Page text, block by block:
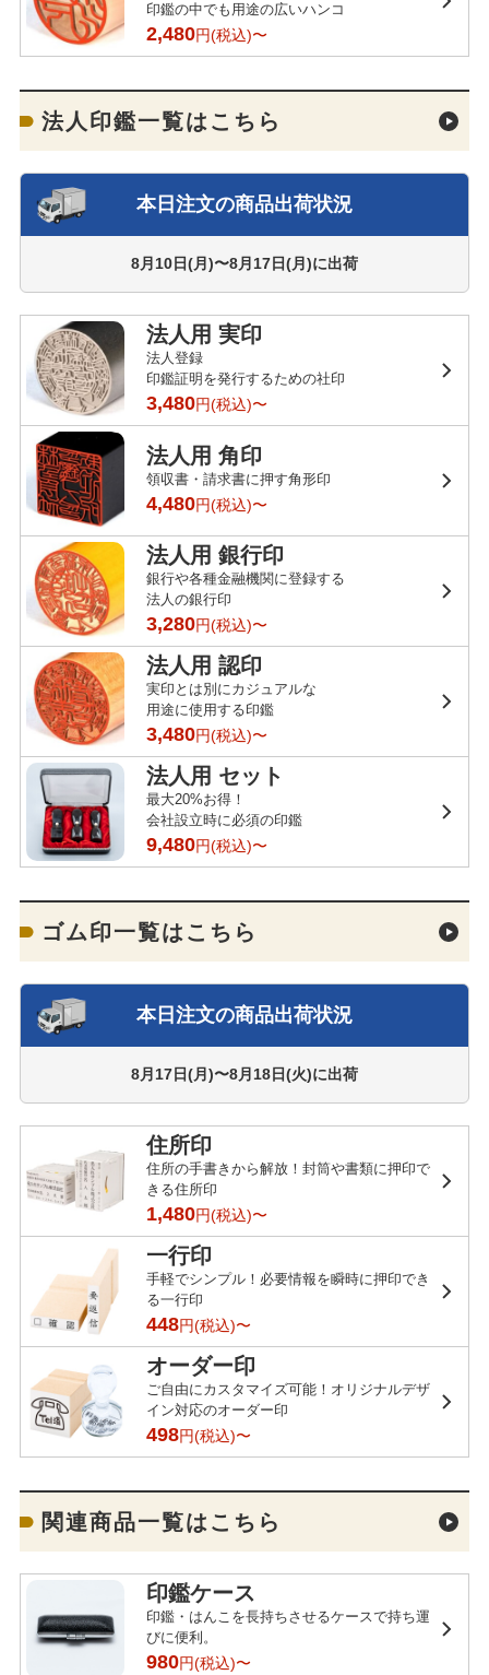
印鑑の中でも用途の広いハンコ
2,480円(税込)〜
法人印鑑一覧はこちら
本日注文の商品出荷状況
8月10日(月)〜8月17日(月)に出荷
法人用 実印
法人登録
印鑑証明を発行するための社印
3,480円(税込)〜
法人用 角印
領収書・請求書に押す角形印
4,480円(税込)〜
法人用 銀行印
銀行や各種金融機関に登録する
法人の銀行印
3,280円(税込)〜
法人用 認印
実印とは別にカジュアルな
用途に使用する印鑑
3,480円(税込)〜
法人用 セット
最大20%お得！
会社設立時に必須の印鑑
9,480円(税込)〜
ゴム印一覧はこちら
本日注文の商品出荷状況
8月17日(月)〜8月18日(火)に出荷
住所印
住所の手書きから解放！封筒や書類に押印で
きる住所印
1,480円(税込)〜
一行印
手軽でシンプル！必要情報を瞬時に押印でき
る一行印
448円(税込)〜
オーダー印
ご自由にカスタマイズ可能！オリジナルデザ
イン対応のオーダー印
498円(税込)〜
関連商品一覧はこちら
印鑑ケース
印鑑・はんこを長持ちさせるケースで持ち運
びに便利。
980円(税込)〜